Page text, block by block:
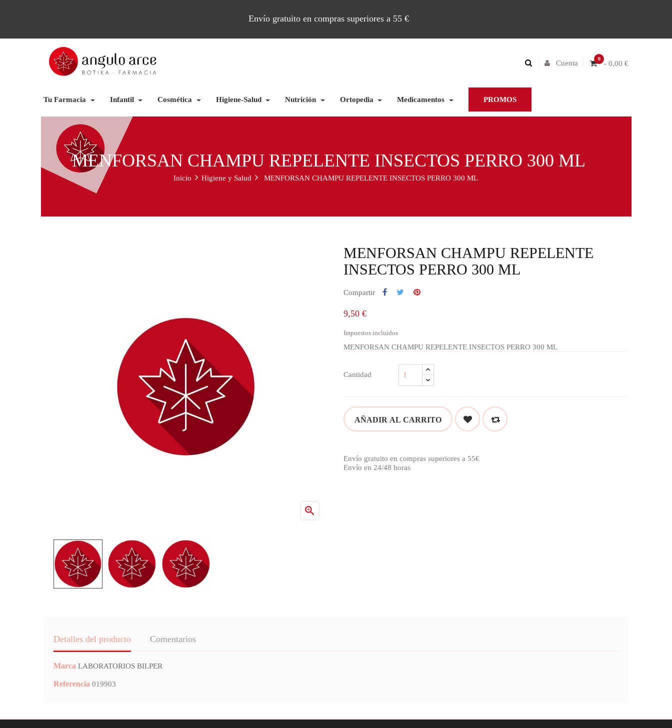
Envío gratuito en compras superiores a 55 €
0
- 0,00 €
Cuenta
Tu Farmacia Infantil Cosmética Higiene-Salud Nutrición Ortopedia Medicamentos PROMOS
MENFORSAN CHAMPU REPELENTE INSECTOS PERRO 300 ML
Inicio Higiene y Salud MENFORSAN CHAMPU REPELENTE INSECTOS PERRO 300 ML

MENFORSAN CHAMPU REPELENTE
INSECTOS PERRO 300 ML
Compartir
9,50 €
Impuestos incluidos
MENFORSAN CHAMPU REPELENTE INSECTOS PERRO 300 ML
Cantidad
AÑADIR AL CARRITO
Envío gratuito en compras superiores a 55€
Envío en 24/48 horas
Detalles del producto Comentarios
Marca LABORATORIOS BILPER
Referencia 019903